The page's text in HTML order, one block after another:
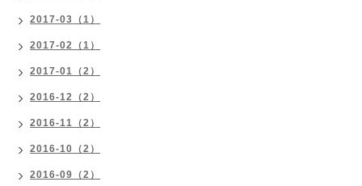
2017-03（1）
2017-02（1）
2017-01（2）
2016-12（2）
2016-11（2）
2016-10（2）
2016-09（2）